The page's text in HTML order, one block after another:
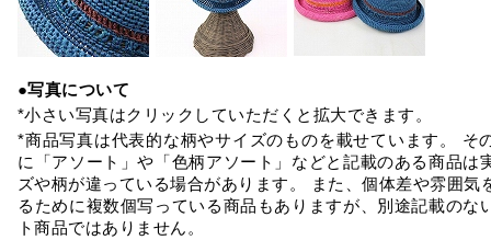
●写真について
*小さい写真はクリックしていただくと拡大できます。
*商品写真は代表的な柄やサイズのものを載せています。 そ
に「アソート」や「色柄アソート」などと記載のある商品は
ズや柄が違っている場合があります。 また、個体差や雰囲気
るために複数個写っている商品もありますが、別途記載のな
ト商品ではありません。